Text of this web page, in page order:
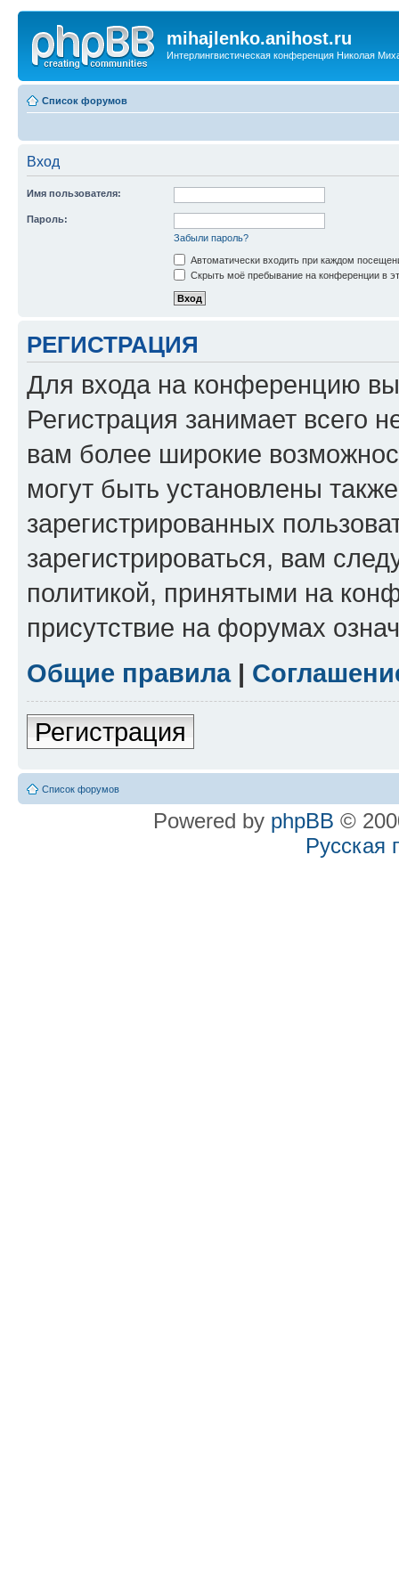
mihajlenko.anihost.ru
Интерлингвистическая конференция Николая
Список форумов
Вход
Имя пользователя:
Пароль:
Забыли пароль?
Автоматически входить при каждом
Скрыть моё пребывание на конференции в
РЕГИСТРАЦИЯ
Для входа на конференцию
Регистрация занимает всего
вам более широкие
могут быть установлены
зарегистрированных
зарегистрироваться, вам
политикой, принятыми на
присутствие на форумах
Общие правила|
Регистрация
Список форумов
Powered by phpBB ©
Русская